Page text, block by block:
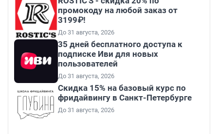
промокоду на любой заказ от
3199₽!
До 31 августа, 2026
35 дней бесплатного доступа к
подписке Иви для новых
пользователей
До 31 августа, 2026
Скидка 15% на базовый курс по
фридайвингу в Санкт-Петербурге
До 31 августа, 2026